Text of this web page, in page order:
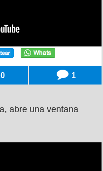
1
abre una ventana